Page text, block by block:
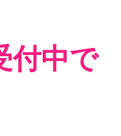
付中で